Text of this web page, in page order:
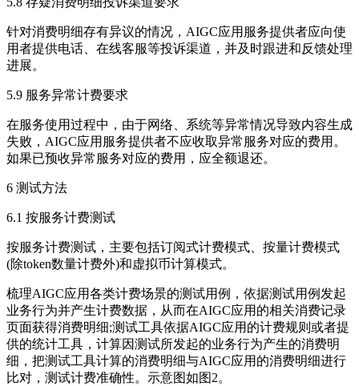
针对消费明细存有异议的情况，AIGC应用服务提供者应向使
用者提供电话、在线客服等投诉渠道，并及时跟进和反馈处理
进展。
5.9 服务异常计费要求
在服务使用过程中，由于网络、系统等异常情况导致内容生成
失败，AIGC应用服务提供者不应收取异常服务对应的费用。
如果已预收异常服务对应的费用，应全额退还。
6 测试方法
6.1 按服务计费测试
按服务计费测试，主要包括订阅式计费模式、按量计费模式
(除token数量计费外)和虚拟币计算模式。
梳理AIGC应用各类计费场景的测试用例，依据测试用例发起
业务行为并产生计费数据，从而在AIGC应用的相关消费记录
页面获得消费明细;测试工具依据AIGC应用的计费规则或者提
供的统计工具，计算因测试所发起的业务行为产生的消费明
细，把测试工具计算的消费明细与AIGC应用的消费明细进行
比对，测试计费准确性。示意图如图2。